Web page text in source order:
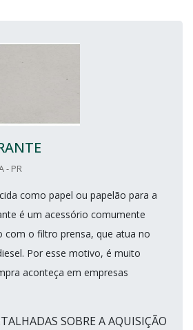
- PR
como papel ou papelão para a
é um acessório comumente
com o filtro prensa, que atua no
Por esse motivo, é muito
aconteça em empresas
SOBRE A AQUISIÇÃO